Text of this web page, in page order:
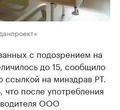
с подозрением на
до 15, сообщило
ссылкой на минздрав РТ.
после употребления
ООО